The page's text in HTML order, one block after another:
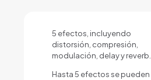
5 efectos, incluyendo
distorsión, compresión,
modulación, delay y reverb.
Hasta 5 efectos se pueden